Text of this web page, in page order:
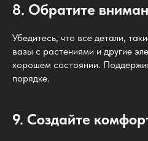
8. Обратите
Убедитесь, что все детали,
вазы с растениями и другие
хорошем состоянии.
порядке.
9. Создайте